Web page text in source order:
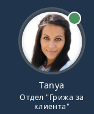
Tanya
Отдел "Грижа за
клиента"